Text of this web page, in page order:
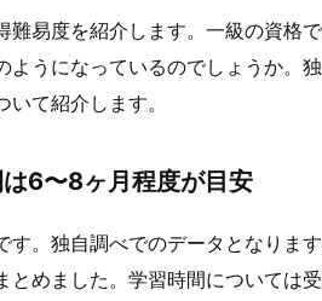
難易度を紹介します。一級の資格
うになっているのでしょうか。独
て紹介します。
6〜8ヶ月程度が目安
す。独自調べでのデータとなりま
とめました。学習時間については